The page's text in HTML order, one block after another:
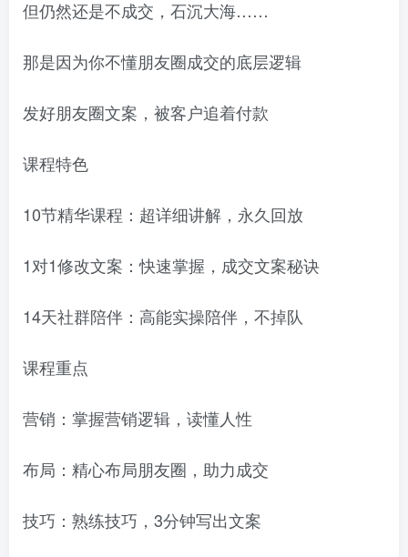
但仍然还是不成交，石沉大海……
那是因为你不懂朋友圈成交的底层逻辑
发好朋友圈文案，被客户追着付款
课程特色
10节精华课程：超详细讲解，永久回放
1对1修改文案：快速掌握，成交文案秘诀
14天社群陪伴：高能实操陪伴，不掉队
课程重点
营销：掌握营销逻辑，读懂人性
布局：精心布局朋友圈，助力成交
技巧：熟练技巧，3分钟写出文案